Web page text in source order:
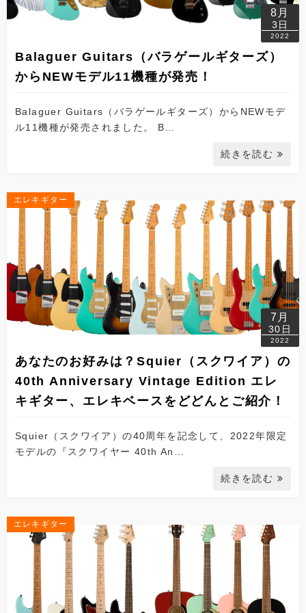
8月
3日
2022
Balaguer Guitars（バラゲールギターズ）
からNEWモデル11機種が発売！
Balaguer Guitars（バラゲールギターズ）からNEWモデ
ル11機種が発売されました。 B…
続きを読む
エレキギター
7月
30日
2022
あなたのお好みは？Squier（スクワイア）の
40th Anniversary Vintage Edition エレ
キギター、エレキベースをどどんとご紹介！
Squier（スクワイア）の40周年を記念して、2022年限定
モデルの『スクワイヤー 40th An…
続きを読む
エレキギター